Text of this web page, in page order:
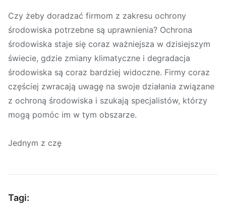
Czy żeby doradzać firmom z zakresu ochrony
środowiska potrzebne są uprawnienia? Ochrona
środowiska staje się coraz ważniejsza w dzisiejszym
świecie, gdzie zmiany klimatyczne i degradacja
środowiska są coraz bardziej widoczne. Firmy coraz
częściej zwracają uwagę na swoje działania związane
z ochroną środowiska i szukają specjalistów, którzy
mogą pomóc im w tym obszarze.
Jednym z czę
Tagi: